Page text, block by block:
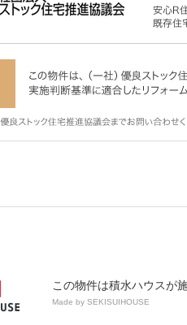
この物件は積水ハウスが
Made by SEKISUIHOUSE